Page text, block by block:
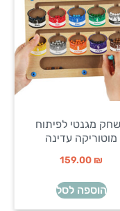
מגנטי לפיתוח
מוטוריקה עדינה
159.00 ₪
הוספה לסל